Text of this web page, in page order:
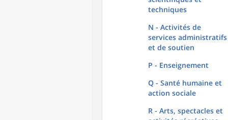
techniques
N - Activités de
services administratifs
et de soutien
P - Enseignement
Q - Santé humaine et
action sociale
R - Arts, spectacles et